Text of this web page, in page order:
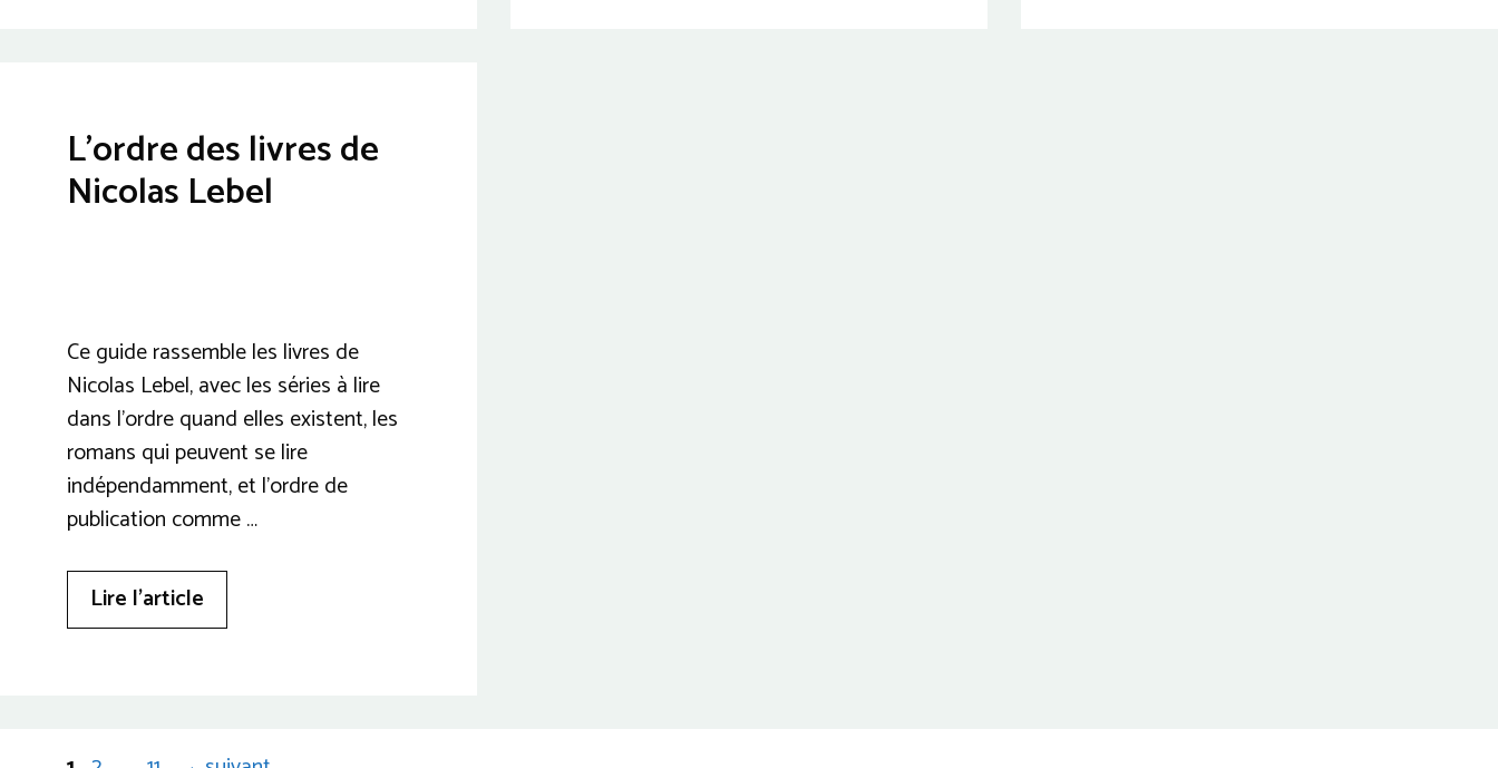
L’ordre des livres de
Nicolas Lebel
Ce guide rassemble les livres de
Nicolas Lebel, avec les séries à lire
dans l’ordre quand elles existent, les
romans qui peuvent se lire
indépendamment, et l’ordre de
publication comme …
Lire l’article